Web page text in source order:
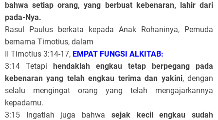
bahwa setiap orang, yang berbuat kebenaran, lahir dari
pada-Nya.
Rasul Paulus berkata kepada Anak Rohaninya, Pemuda
bernama Timotius, dalam
II Timotius 3:14-17, EMPAT FUNGSI ALKITAB:
3:14 Tetapi hendaklah engkau tetap berpegang pada
kebenaran yang telah engkau terima dan yakini, dengan
selalu mengingat orang yang telah mengajarkannya
kepadamu.
3:15 Ingatlah juga bahwa sejak kecil engkau sudah